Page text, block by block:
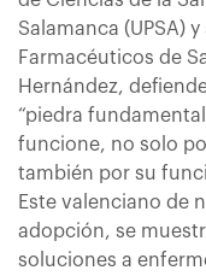
Salamanca (UPSA)
Farmacéuticos de
Hernández,
“piedra
funcione, no solo
también por su
Este valenciano de
adopción, se
soluciones a